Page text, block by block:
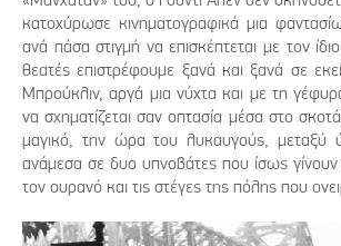
κατοχύρωσε κινηματογραφικά μια
ανά πάσα στιγμή να επισκέπτεται με τον
θεατές επιστρέφουμε ξανά και ξανά σε
Μπρούκλιν, αργά μια νύχτα και με τη
να σχηματίζεται σαν οπτασία μέσα στο
μαγικό, την ώρα του λυκαυγούς, μεταξύ
ανάμεσα σε δυο υπνοβάτες που ίσως
τον ουρανό και τις στέγες της πόλης που